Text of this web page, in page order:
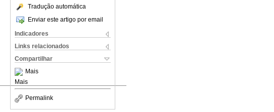
Tradução automática
Enviar este artigo por email
Indicadores
Links relacionados
Compartilhar
Mais
Mais
Permalink